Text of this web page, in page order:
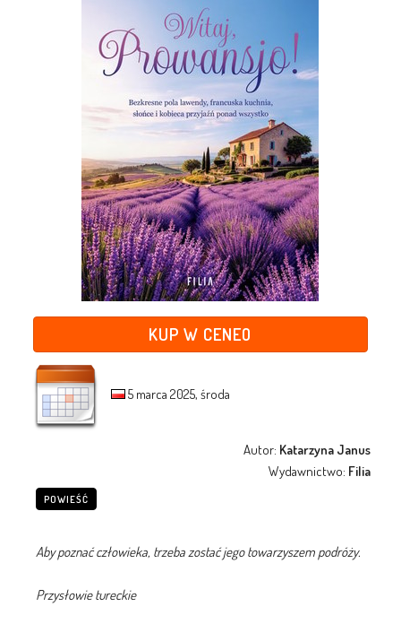
KUP W CENEO
5 marca 2025, środa
Autor: Katarzyna Janus
Wydawnictwo: Filia
POWIEŚĆ
Aby poznać człowieka, trzeba zostać jego towarzyszem podróży.
Przysłowie tureckie